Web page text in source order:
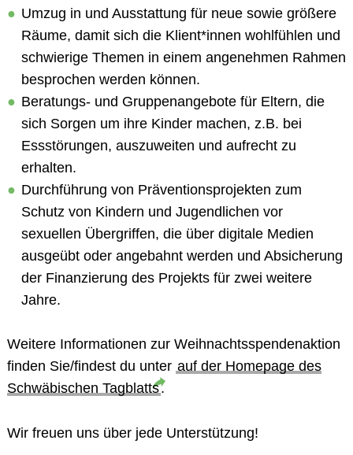
Umzug in und Ausstattung für neue sowie größere
Räume, damit sich die Klient*innen wohlfühlen und
schwierige Themen in einem angenehmen Rahmen
besprochen werden können.
Beratungs- und Gruppenangebote für Eltern, die
sich Sorgen um ihre Kinder machen, z.B. bei
Essstörungen, auszuweiten und aufrecht zu
erhalten.
Durchführung von Präventionsprojekten zum
Schutz von Kindern und Jugendlichen vor
sexuellen Übergriffen, die über digitale Medien
ausgeübt oder angebahnt werden und Absicherung
der Finanzierung des Projekts für zwei weitere
Jahre.
Weitere Informationen zur Weihnachtsspendenaktion
finden Sie/findest du unter auf der Homepage des
Schwäbischen Tagblatts.
Wir freuen uns über jede Unterstützung!